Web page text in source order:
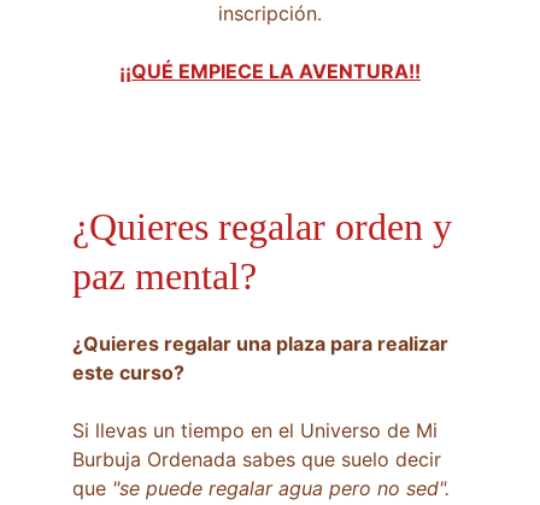
inscripción.
¡¡QUÉ EMPIECE LA AVENTURA!!
¿Quieres regalar orden y
paz mental?
¿Quieres regalar una plaza para realizar
este curso?
Si llevas un tiempo en el Universo de Mi
Burbuja Ordenada sabes que suelo decir
que "se puede regalar agua pero no sed".